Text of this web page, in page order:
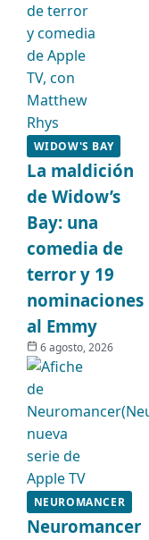
WIDOW'S BAY
La maldición
de Widow’s
Bay: una
comedia de
terror y 19
nominaciones
al Emmy
6 agosto, 2026
NEUROMANCER
Neuromancer